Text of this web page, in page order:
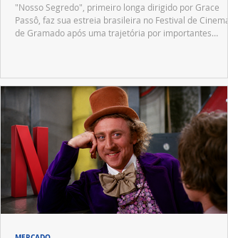
"Nosso Segredo", primeiro longa dirigido por Grace
Passô, faz sua estreia brasileira no Festival de Cinema
de Gramado após uma trajetória por importantes